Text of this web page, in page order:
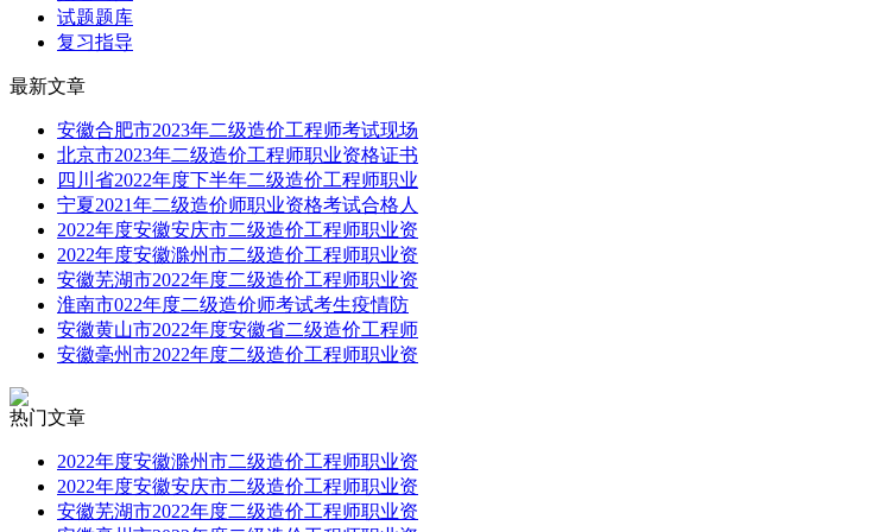
试题题库
复习指导
最新文章
安徽合肥市2023年二级造价工程师考试现场
北京市2023年二级造价工程师职业资格证书
四川省2022年度下半年二级造价工程师职业
宁夏2021年二级造价师职业资格考试合格人
2022年度安徽安庆市二级造价工程师职业资
2022年度安徽滁州市二级造价工程师职业资
安徽芜湖市2022年度二级造价工程师职业资
淮南市022年度二级造价师考试考生疫情防
安徽黄山市2022年度安徽省二级造价工程师
安徽毫州市2022年度二级造价工程师职业资
热门文章
2022年度安徽滁州市二级造价工程师职业资
2022年度安徽安庆市二级造价工程师职业资
安徽芜湖市2022年度二级造价工程师职业资